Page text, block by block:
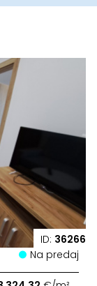
ID: 36266
Na predaj